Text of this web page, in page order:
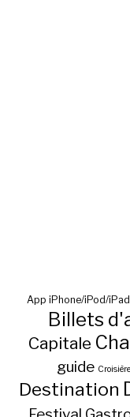
App iPhone/iPod/iPad
Billets
Capitale
guide Croisière
Destination